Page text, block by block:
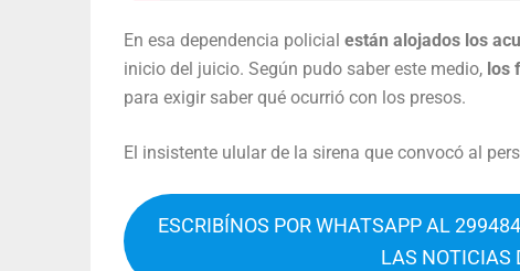
En esa dependencia policial están alojados los
inicio del juicio. Según pudo saber este medio, los
para exigir saber qué ocurrió con los presos.
El insistente ulular de la sirena que convocó al
ESCRIBÍNOS POR WHATSAPP AL
LAS NOTICIAS